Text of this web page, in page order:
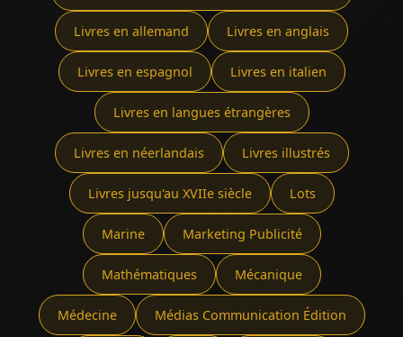
Livres en allemand Livres en anglais
Livres en espagnol Livres en italien
Livres en langues étrangères
Livres en néerlandais Livres illustrés
Livres jusqu'au XVIIe siècle Lots
Marine Marketing Publicité
Mathématiques Mécanique
Médecine Médias Communication Édition